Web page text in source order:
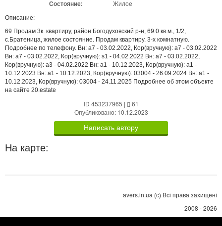
Состояние:
Жилое
Описание:
69 Продам 3к. квартиру, район Богодуховский р-н, 69.0 кв.м., 1/2,
с.Братеница, жилое состояние. Продам квартиру. 3-х комнатную.
Подробнее по телефону. Вн: a7 - 03.02.2022, Кор(вручную): a7 - 03.02.2022
Вн: a7 - 03.02.2022, Кор(вручную): s1 - 04.02.2022 Вн: a7 - 03.02.2022,
Кор(вручную): a3 - 04.02.2022 Вн: a1 - 10.12.2023, Кор(вручную): a1 -
10.12.2023 Вн: a1 - 10.12.2023, Кор(вручную): 03004 - 26.09.2024 Вн: a1 -
10.12.2023, Кор(вручную): 03004 - 24.11.2025 Подробнее об этом объекте
на сайте 20.estate
ID 453237965 |
61
Опубликовано: 10.12.2023
Написать автору
На карте:
avers.in.ua (с) Всі права захищені
2008 - 2026